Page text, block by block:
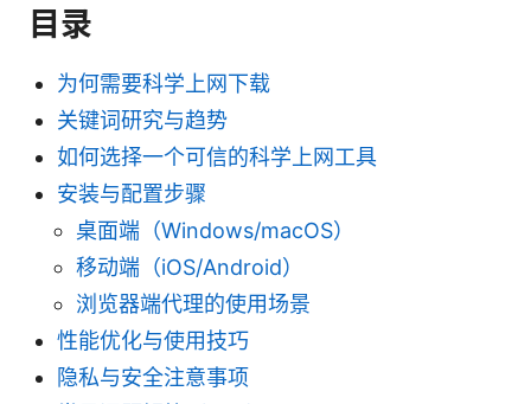
目录
为何需要科学上网下载
关键词研究与趋势
如何选择一个可信的科学上网工具
安装与配置步骤
桌面端（Windows/macOS）
移动端（iOS/Android）
浏览器端代理的使用场景
性能优化与使用技巧
隐私与安全注意事项